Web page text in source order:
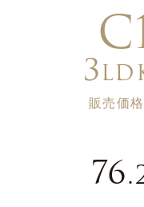
3
販売価格
76